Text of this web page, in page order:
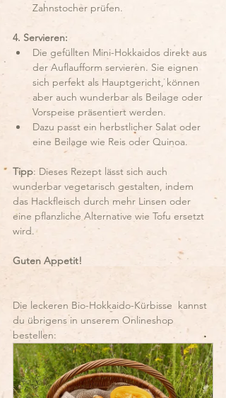
Zahnstocher prüfen.
4. Servieren:
Die gefüllten Mini-Hokkaidos direkt aus
der Auflaufform servieren. Sie eignen
sich perfekt als Hauptgericht, können
aber auch wunderbar als Beilage oder
Vorspeise präsentiert werden.
Dazu passt ein herbstlicher Salat oder
eine Beilage wie Reis oder Quinoa.
Tipp: Dieses Rezept lässt sich auch
wunderbar vegetarisch gestalten, indem
das Hackfleisch durch mehr Linsen oder
eine pflanzliche Alternative wie Tofu ersetzt
wird.
Guten Appetit!
Die leckeren Bio-Hokkaido-Kürbisse  kannst
du übrigens in unserem Onlineshop
bestellen: